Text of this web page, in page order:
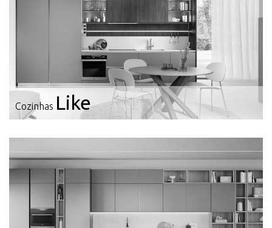
Cozinhas Like